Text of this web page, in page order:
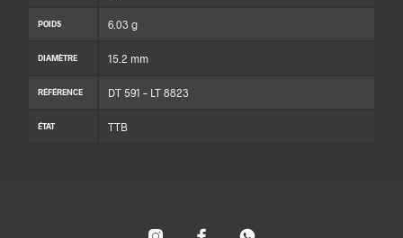
POIDS 6.03 g
DIAMÈTRE 15.2 mm
RÉFÉRENCE DT 591 – LT 8823
ÉTAT TTB